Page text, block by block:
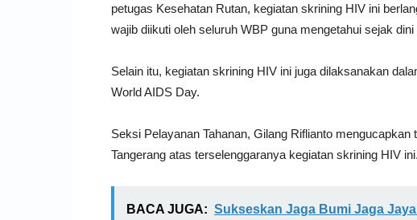
petugas Kesehatan Rutan, kegiatan skrining HIV ini
wajib diikuti oleh seluruh WBP guna mengetahui sejak
Selain itu, kegiatan skrining HIV ini juga dilaksanakan
World AIDS Day.
Seksi Pelayanan Tahanan, Gilang Riflianto
Tangerang atas terselenggaranya kegiatan skrining HIV ini.
BACA JUGA: Sukseskan Jaga Bumi Jaga